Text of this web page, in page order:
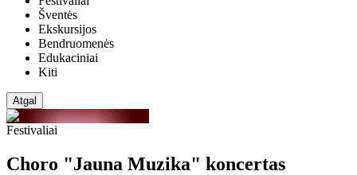
Šventės
Ekskursijos
Bendruomenės
Edukaciniai
Kiti
Atgal
Festivaliai
Choro "Jauna Muzika" koncertas